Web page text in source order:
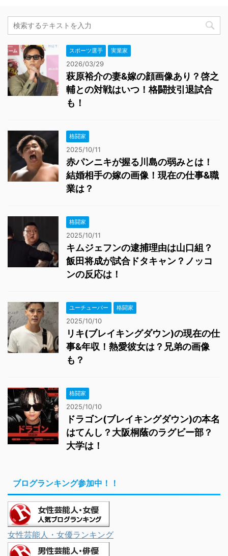
スポーツ選手 実業家
2026/03/29
萩原裕介の妻&嫁の顔画像あり？啓之
輔との対戦はいつ！格闘技引退試合
も！
格闘家
2025/10/11
赤パンニキが握る川島の弱みとは！
結婚相手の嫁の画像！現在の仕事&職
業は？
格闘家
2025/10/11
キムジェフンの逮捕理由は山口組？
飯田将成が試合ドタキャン？ノッコ
ンの反応は！
ユーチューバー 格闘家
2025/10/10
リキ(ブレイキングダウン)の現在の仕
事&年収！熱愛彼女は？兄弟の画像
も？
格闘家
2025/10/10
ドラゴン(ブレイキングダウン)の本名
はてんし？大阪桐蔭のラグビー部？
大学は！
ブログランキング参加中！！
女性芸能人・女優ランキング